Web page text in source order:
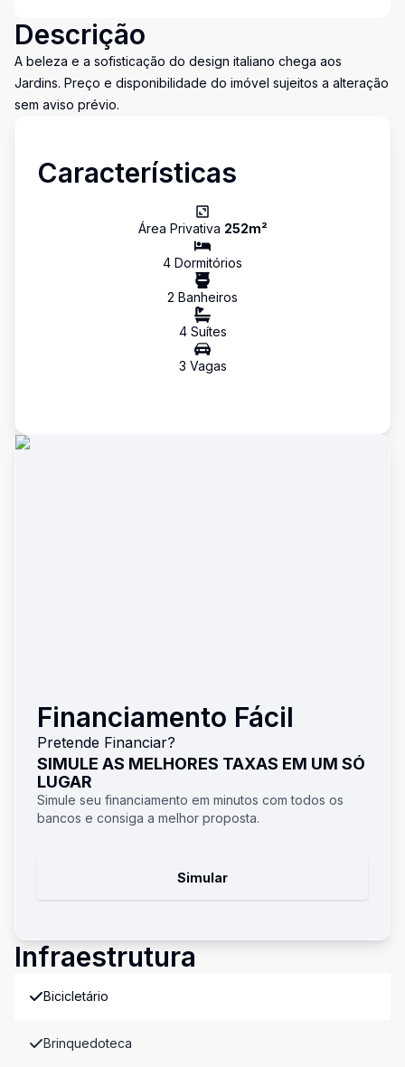
Descrição
A beleza e a sofisticação do design italiano chega aos
Jardins. Preço e disponibilidade do imóvel sujeitos a alteração
sem aviso prévio.
Características
Área Privativa 252m²
4 Dormitórios
2 Banheiros
4Suítes
3 Vagas
Financiamento Fácil
Pretende Financiar?
SIMULE AS MELHORES TAXAS EM UM SÓ
LUGAR
Simule seu financiamento em minutos com todos os
bancos e consiga a melhor proposta.
Simular
Infraestrutura
Bicicletário
Brinquedoteca